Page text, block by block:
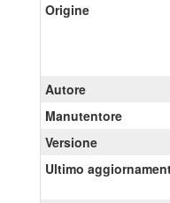
Origine
Autore
Manutentore
Versione
Ultimo